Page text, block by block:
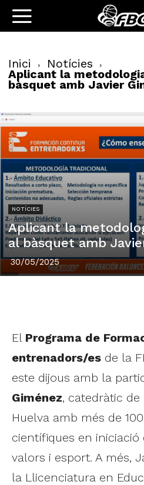
Inici Notícies
Aplicant la
bàsquet amb Javier
NOTÍCIES
Aplicant la
al bàsquet amb
30/05/2025
El Programa de
entrenadors/es de la
este dijous amb la
Giménez, catedràtic
Huelva amb més de
científiques en iniciació
valors i esport. A més,
la Llicenciatura en